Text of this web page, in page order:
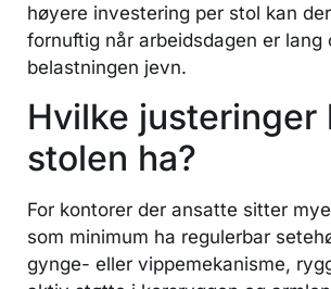
høyere investering per stol kan
fornuftig når arbeidsdagen er lang
belastningen jevn.
Hvilke justeringer
stolen ha?
For kontorer der ansatte sitter
som minimum ha regulerbar
gynge- eller vippemekanisme,